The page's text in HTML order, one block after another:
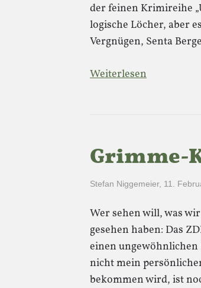
der feinen Krimireihe
logische Löcher, aber
Vergnügen, Senta
Weiterlesen
Grimme-
Stefan Niggemeier, 11.
Wer sehen will, was
gesehen haben: Das
einen
nicht mein
bekommen wird, ist